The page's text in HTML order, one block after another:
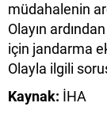
müdahalenin
Olayın
için jandarma
Olayla ilgili
Kaynak: İHA